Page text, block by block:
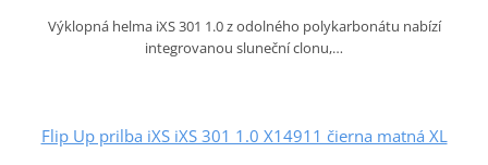
Výklopná helma iXS 301 1.0 z odolného polykarbonátu nabízí
integrovanou sluneční clonu,…
Flip Up prilba iXS iXS 301 1.0 X14911 čierna matná XL